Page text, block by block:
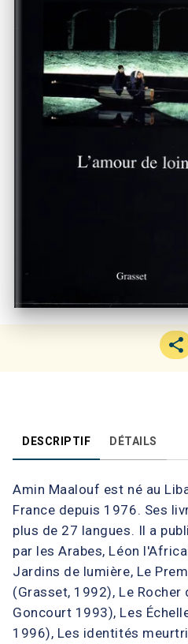
DESCRIPTIF DÉTAILS
Amin Maalouf est né au
France depuis 1976. Ses
plus de 27 langues. Il a
par les Arabes, Léon
Jardins de lumière, Le
(Grasset, 1992), Le Rocher
Goncourt 1993), Les
1996), Les identités